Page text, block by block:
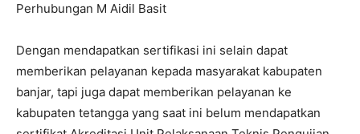
Perhubungan M Aidil Basit
Dengan mendapatkan sertifikasi ini selain dapat
memberikan pelayanan kepada masyarakat kabupaten
banjar, tapi juga dapat memberikan pelayanan ke
kabupaten tetangga yang saat ini belum mendapatkan